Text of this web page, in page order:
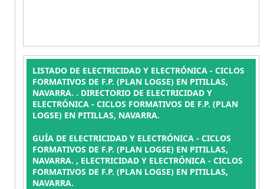
LISTADO DE ELECTRICIDAD Y ELECTRÓNICA - CICLOS
FORMATIVOS DE F.P. (PLAN LOGSE) EN PITILLAS,
NAVARRA. . DIRECTORIO DE ELECTRICIDAD Y
ELECTRÓNICA - CICLOS FORMATIVOS DE F.P. (PLAN
LOGSE) EN PITILLAS, NAVARRA.
GUÍA DE ELECTRICIDAD Y ELECTRÓNICA - CICLOS
FORMATIVOS DE F.P. (PLAN LOGSE) EN PITILLAS,
NAVARRA. , ELECTRICIDAD Y ELECTRÓNICA - CICLOS
FORMATIVOS DE F.P. (PLAN LOGSE) EN PITILLAS,
NAVARRA.